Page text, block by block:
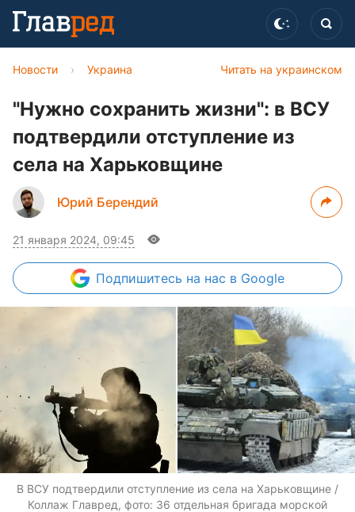
Читать на украинском
Новости › Украина
"Нужно сохранить жизни": в ВСУ
подтвердили отступление из
села на Харьковщине
Юрий Берендий
21 января 2024, 09:45
Подпишитесь на нас в Google
В ВСУ подтвердили отступление из села на Харьковщине /
Коллаж Главред, фото: 36 отдельная бригада морской